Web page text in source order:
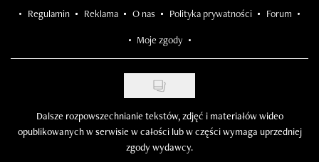
Regulamin Reklama O nas Polityka prywatności Forum
Moje zgody
Dalsze rozpowszechnianie tekstów, zdjęć i materiałów wideo
opublikowanych w serwisie w całości lub w części wymaga uprzedniej
zgody wydawcy.